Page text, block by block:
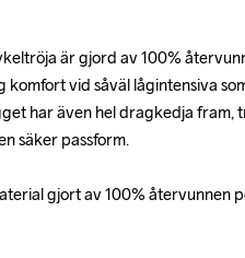
är gjord av 100%
vid såväl lågintensiva
har även hel dragkedja
säker passform.
gjort av 100% återvunnen
är gjord av 100%
vid såväl lågintensiva
har även hel dragkedja
säker passform.
gjort av 100% återvunnen